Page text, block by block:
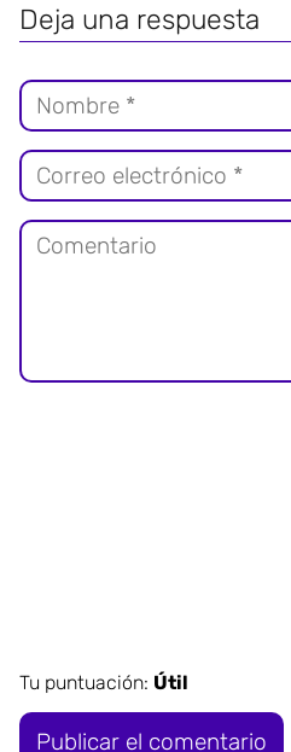
Deja una respuesta
Tu puntuación: Útil